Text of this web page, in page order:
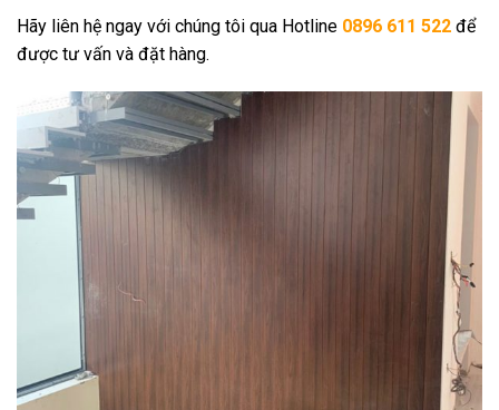
Hãy liên hệ ngay với chúng tôi qua Hotline 0896 611 522 để
được tư vấn và đặt hàng.